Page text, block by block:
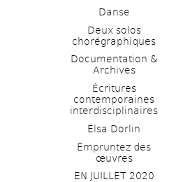
Danse
Deux solos
chorégraphiques
Documentation &
Archives
Écritures
contemporaines
interdisciplinaires
Elsa Dorlin
Empruntez des
œuvres
EN JUILLET 2020